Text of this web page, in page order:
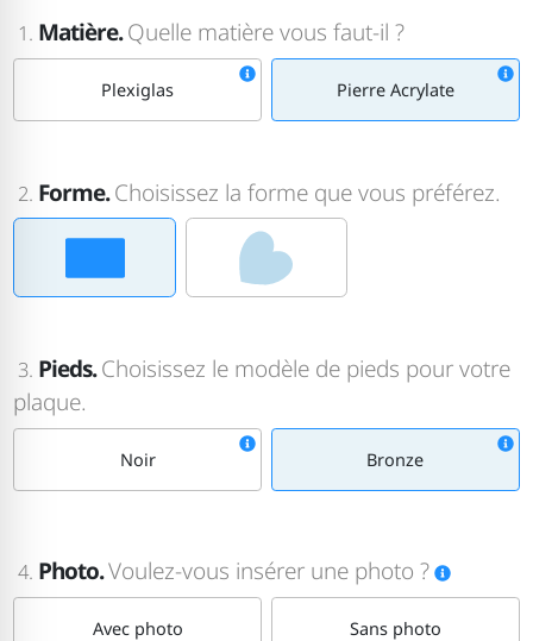
1. Matière.Quelle matière vous faut-il ?
Plexiglas Pierre Acrylate
2. Forme.Choisissez la forme que vous préférez.
3. Pieds.Choisissez le modèle de pieds pour votre
plaque.
Noir Bronze
4. Photo.Voulez-vous insérer une photo ?
Avec photo Sans photo